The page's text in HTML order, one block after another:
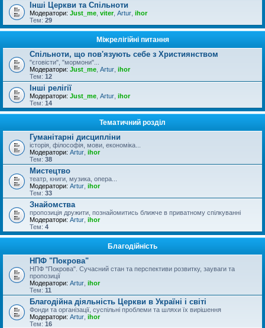
Інші Церкви та Спільноти
Модератори: Just_me viter, Artur ihor
Тем: 29
Міжрелігійні питання
Спільноти, що пов'язують себе з Християнством
"єговісти", "мормони"...
Модератори: Just_me Artur ihor
Тем: 12
Інші релігії
Модератори: Just_me Artur ihor
Тем: 14
Тематичний розділ
Гуманітарні дисципліни
історія, філософія, мови, економіка...
Модератори: Artur ihor
Тем: 38
Мистецтво
театр, книги, музика, опера...
Модератори: Artur ihor
Тем: 33
Знайомства
пропозиція дружити, познайомитись ближче в приватному спілкуванні
Модератори: Artur ihor
Тем: 4
Благодійність
НПФ "Покрова"
НПФ "Покрова". Сучасний стан та перспективи розвитку, зауваги та
пропозиції
Модератори: Artur ihor
Тем: 11
Благодійна діяльність Церкви в Україні і світі
Фонди та організації, суспільні проблеми та шляхи їх вирішення
Модератори: Artur ihor
Тем: 16